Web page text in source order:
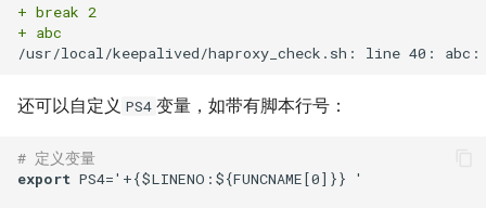
如何创建 Memcached 容器？
如何创建持久化 Redis 容器？
如何解决Docker环境时区问
题？
CentOS 7 安装 mongodb
使用 Pecl 安装 mongo驱动
CentOS 7 部署 Tomcat9
Linux系统fstab文件
使用 Kubeadm 快速部署K8S
环境
测试 Kubernetes 问题随笔
如何迁移 Redmine 到
Docker？
IDC应用虚拟化技术计划
XenServer 安装 OpenSuse
13.2
XenServer tapdisk
Nginx Http基本身份认证
Nginx 设置404页面
Nginx 配置防盗链功能
Nginx 添加模块
or directory
Mysql status状态信息
Mysql truncate 清空表数据
Mysql explain 分析慢查询
使用SSH隧道访问Gmail
Ubuntu 安装 pip3
Ubuntu 14.04 使用移动4G网络
Ubuntu 14.04 固态磁盘配置
防火墙导致 SNMP 故障示例
Cisco 交换机常用命令
Cisco 局域网络设计示例
tcpdump 抓包工具
Zabbix 设置Agent脚本超时时
Zabbix 监控磁盘IO
zabbix_get 采集数据空值
Windows Server 2003 配置用
户单会话
Windows diskpart 命令
Windows 动态卷
阿里云故障服务不敢恭维
使用CDN为网站加速
HP_DL_160 内存条安装顺序
Postfix Open Relay
+ break 2
+ abc
还可以自定义 PS4 变量，如带有脚本行号：
# 定义变量
export PS4='+{$LINENO:${FUNCNAME[0]}} '